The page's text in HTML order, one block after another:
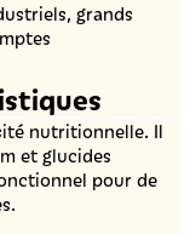
grands
nutritionnelle. Il
et glucides
pour de